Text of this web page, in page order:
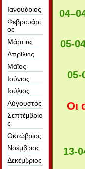
Ιανουάριος
Φεβρουάρι
ος
Μάρτιος
Απρίλιος
Μάϊος
Ιούνιος
Ιούλιος
Αύγουστος
Σεπτέμβριο
ς
Οκτώβριος
Νοέμβριος
Δεκέμβριος
05-
05-
Οι
13-